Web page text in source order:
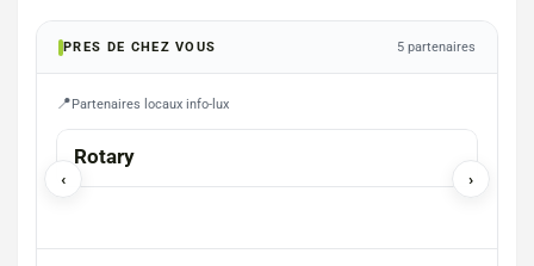
PRES DE CHEZ VOUS 5 partenaires
Partenaires locaux info-lux
‹ ›
ARLON
Rotary